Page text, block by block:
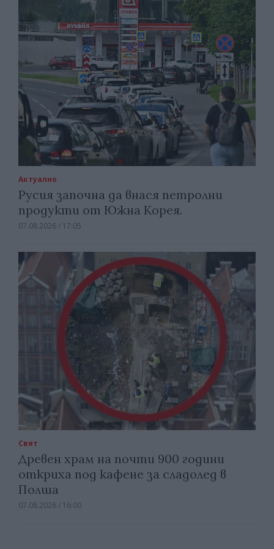
Актуално
Русия започна да внася петролни
продукти от Южна Корея.
07.08.2026 / 17:05
Свят
Древен храм на почти 900 години
откриха под кафене за сладолед в
Полша
07.08.2026 / 16:00